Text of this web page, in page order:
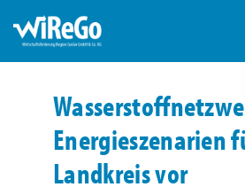
Energieszenarien
Landkreis vor